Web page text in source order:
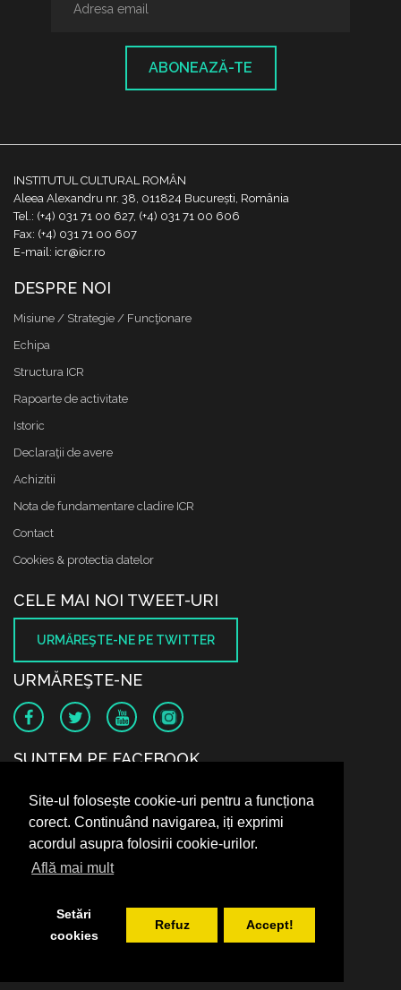
Site-ul folosește cookie-uri pentru a funcționa
corect. Continuând navigarea, iți exprimi
acordul asupra folosirii cookie-urilor.
Află mai mult
Setări
cookies
Refuz Accept!
ABONEAZĂ-TE
INSTITUTUL CULTURAL ROMÂN
Aleea Alexandru nr. 38, 011824 București, România
Tel.: (+4) 031 71 00 627, (+4) 031 71 00 606
Fax: (+4) 031 71 00 607
E-mail: icr@icr.ro
DESPRE NOI
Misiune / Strategie / Funcţionare
Echipa
Structura ICR
Rapoarte de activitate
Istoric
Declaraţii de avere
Achizitii
Nota de fundamentare cladire ICR
Contact
Cookies & protectia datelor
CELE MAI NOI TWEET-URI
URMĂREŞTE-NE PE TWITTER
URMĂREŞTE-NE
SUNTEM PE FACEBOOK